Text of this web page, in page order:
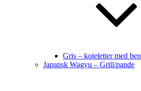
Gris – koteletter med ben
Japansk Wagyu – Grill/pande